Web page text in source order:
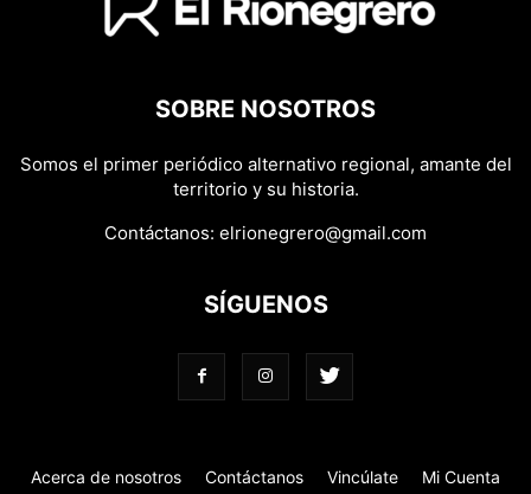
SOBRE NOSOTROS
Somos el primer periódico alternativo regional, amante del
territorio y su historia.
Contáctanos: elrionegrero@gmail.com
SÍGUENOS
Acerca de nosotros Contáctanos Vincúlate Mi Cuenta